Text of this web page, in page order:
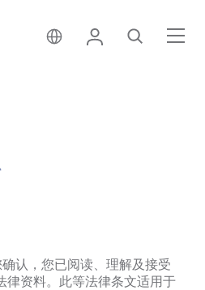
香港 • 中文
登录 搜索
认，您已阅读、理解及接受
律资料。此等法律条文适用于